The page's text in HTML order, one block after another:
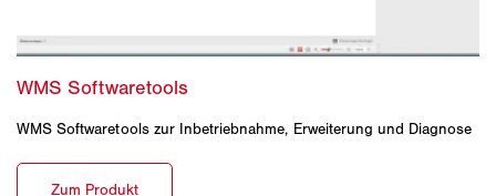
WMS Softwaretools zur Inbetriebnahme, Erweiterung und Diagnose